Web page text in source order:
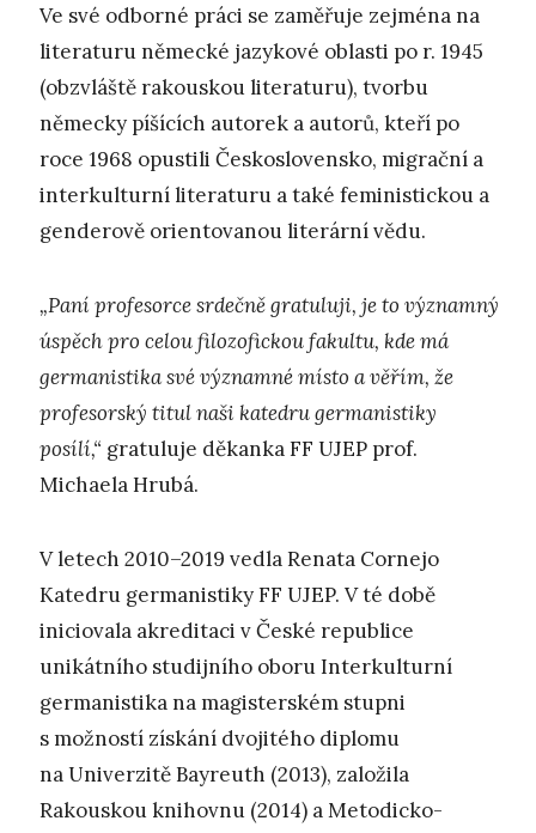
Ve své odborné práci se zaměřuje zejména na
literaturu německé jazykové oblasti po r. 1945
(obzvláště rakouskou literaturu), tvorbu
německy píšících autorek a autorů, kteří po
roce 1968 opustili Československo, migrační a
interkulturní literaturu a také feministickou a
genderově orientovanou literární vědu.
„Paní profesorce srdečně gratuluji, je to významný
úspěch pro celou filozofickou fakultu, kde má
germanistika své významné místo a věřím, že
profesorský titul naši katedru germanistiky
posílí,“ gratuluje děkanka FF UJEP prof.
Michaela Hrubá.
V letech 2010–2019 vedla Renata Cornejo
Katedru germanistiky FF UJEP. V té době
iniciovala akreditaci v České republice
unikátního studijního oboru Interkulturní
germanistika na magisterském stupni
s možností získání dvojitého diplomu
na Univerzitě Bayreuth (2013), založila
Rakouskou knihovnu (2014) a Metodicko-